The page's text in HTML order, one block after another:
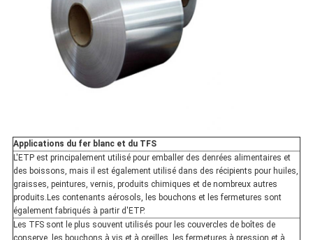
Applications du fer blanc et du TFS
L'ETP est principalement utilisé pour emballer des denrées alimentaires et
des boissons, mais il est également utilisé dans des récipients pour huiles,
graisses, peintures, vernis, produits chimiques et de nombreux autres
produits.Les contenants aérosols, les bouchons et les fermetures sont
également fabriqués à partir d'ETP.
Les TFS sont le plus souvent utilisés pour les couvercles de boîtes de